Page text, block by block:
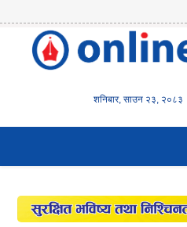
शनिबार, साउन २३, २०८३
होम
वित्त
इन्स्योरेन्स